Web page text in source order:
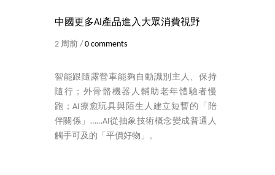
中國更多AI產品進入大眾消費視野
2 周前 /0 comments
智能跟隨露營車能夠自動識別主人、保持
隨行；外骨骼機器人輔助老年體驗者慢
跑；AI療愈玩具與陌生人建立短暫的「陪
伴關係」……AI從抽象技術概念變成普通人
觸手可及的「平價好物」。